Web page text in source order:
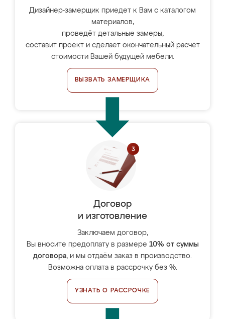
Дизайнер-замерщик приедет к Вам с каталогом
материалов,
проведёт детальные замеры,
составит проект и сделает окончательный расчёт
стоимости Вашей будущей мебели.
ВЫЗВАТЬ ЗАМЕРЩИКА
Договор
и изготовление
Заключаем договор,
Вы вносите предоплату в размере 10% от суммы
договора, и мы отдаём заказ в производство.
Возможна оплата в рассрочку без %.
УЗНАТЬ О РАССРОЧКЕ